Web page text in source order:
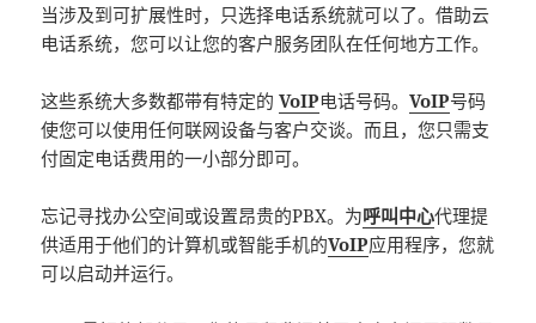
当涉及到可扩展性时，只选择电话系统就可以了。借助云
电话系统，您可以让您的客户服务团队在任何地方工作。
这些系统大多数都带有特定的VoIP电话号码。VoIP号码
使您可以使用任何联网设备与客户交谈。而且，您只需支
付固定电话费用的一小部分即可。
忘记寻找办公空间或设置昂贵的PBX。为呼叫中心代理提
供适用于他们的计算机或智能手机的VoIP应用程序，您就
可以启动并运行。